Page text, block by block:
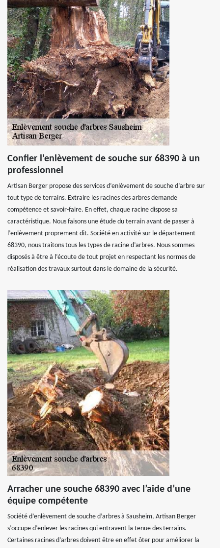
Confier l’enlèvement de souche sur 68390 à un
professionnel
Artisan Berger propose des services d’enlèvement de souche d’arbre sur
tout type de terrains. Extraire les racines des arbres demande
compétence et savoir-faire. En effet, chaque racine dispose sa
caractéristique. Nous faisons une étude du terrain avant de passer à
l’enlèvement proprement dit. Société en activité sur le département
68390, nous traitons tous les types de racine d’arbres. Nous sommes
disposés à être à l’écoute de tout projet en respectant les normes de
réalisation des travaux surtout dans le domaine de la sécurité.
Arracher une souche 68390 avec l’aide d’une
équipe compétente
Société d’enlèvement de souche d’arbres à Sausheim, Artisan Berger
s’occupe d’enlever les racines qui entravent la tenue des terrains.
Certaines racines d’arbres doivent être en effet ôter pour améliorer la